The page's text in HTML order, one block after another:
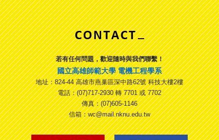
若有任何問題，歡迎隨時與我們聯繫！
國立高雄師範大學 電機工程學系
地址：824-44 高雄市燕巢區深中路62號 科技大樓2樓
電話：(07)717-2930 轉 7701 或 7702
傳真：(07)605-1146
信箱：wc@mail.nknu.edu.tw